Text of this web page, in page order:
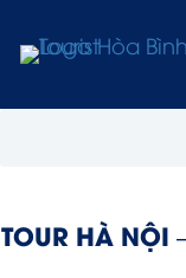
TOUR HÀ NỘI